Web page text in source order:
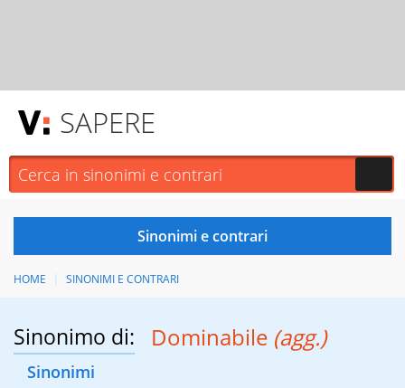
SAPERE
HOME SINONIMI E CONTRARI
Sinonimo di: Dominabile (agg.)
Sinonimi